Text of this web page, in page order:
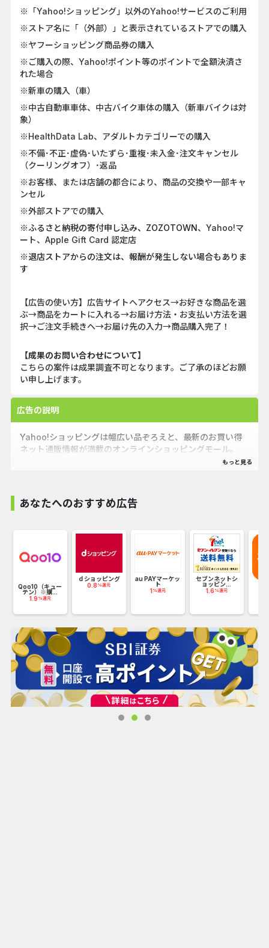
※「Yahoo!ショッピング」以外のYahoo!サービスのご利用
※ストア名に「（外部）」と表示されているストアでの購入
※ヤフーショッピング商品券の購入
※ご購入の際、Yahoo!ポイント等のポイントで全額決済さ
れた場合
※新車の購入（車）
※中古自動車車体、中古バイク車体の購入（新車バイクは対
象）
※HealthData Lab、アダルトカテゴリーでの購入
※不備･不正･虚偽･いたずら･重複･未入金･注文キャンセル
（クーリングオフ）･返品
※お客様、または店舗の都合により、商品の交換や一部キャ
ンセル
※外部ストアでの購入
※ふるさと納税の寄付申し込み、ZOZOTOWN、Yahoo!マ
ート、Apple Gift Card 認定店
※退店ストアからの注文は、報酬が発生しない場合もありま
す
【広告の使い方】広告サイトへアクセス→お好きな商品を選
ぶ→商品をカートに入れる→お届け方法・お支払い方法を選
択→ご注文手続きへ→お届け先の入力→商品購入完了！
【成果のお問い合わせについて】
こちらの案件は成果調査不可となります。ご了承のほどお願
い申し上げます。
広告の説明
Yahoo!ショッピングは幅広い品ぞろえと、最新のお買い得
ネット通販情報が満載のオンラインショッピングモール。
#レディースファッション #メンズファッション
ッズ #マタニティ #ドリンク #水 #お酒 #家電 #スマホ
#タブレット #パソコン #テレビ・オーディオ・カメラ #家
具 #インテリア #DIY #工具 #花 #ガーデニング
#ペット用品 #生き物 #楽器 #手芸 #コレクション#ゲーム・
おもちゃ #スポーツ #アウトドア #釣り #旅行
#車 #バイク #自転車 #CD #音楽ソフト #チケット #DVD #
あなたへのおすすめ広告
Qoo10（キュー
テン）※購...
1.9 %還元
ｄショッピング
0.8 %還元
au PAYマーケッ
ト
1%還元
セブンネットシ
ョッピン...
1.6 %還元